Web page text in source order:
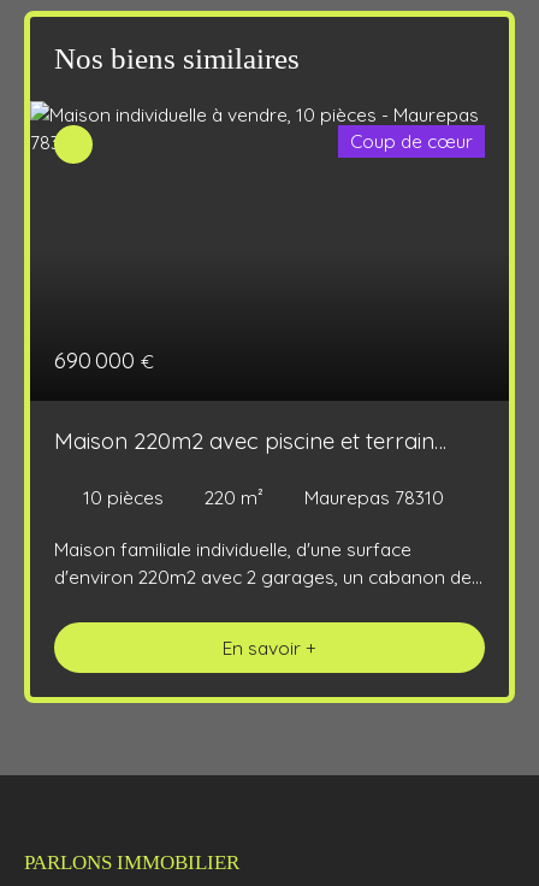
Nos biens similaires
690 000 €
Coup de cœur
Maison 220m2 avec piscine et terrain
10 pièces 220 m² Maurepas 78310
Maison familiale individuelle, d'une surface
d'environ 220m2 avec 2 garages, un cabanon de
1121m2. La maison comprend au RDC, entrée par
le garage ou sur une grande pièce à définir,
dressing, une suite parentale avec espace
chambre. Deux autres chambres supplémentaire
En savoir +
PARLONS IMMOBILIER